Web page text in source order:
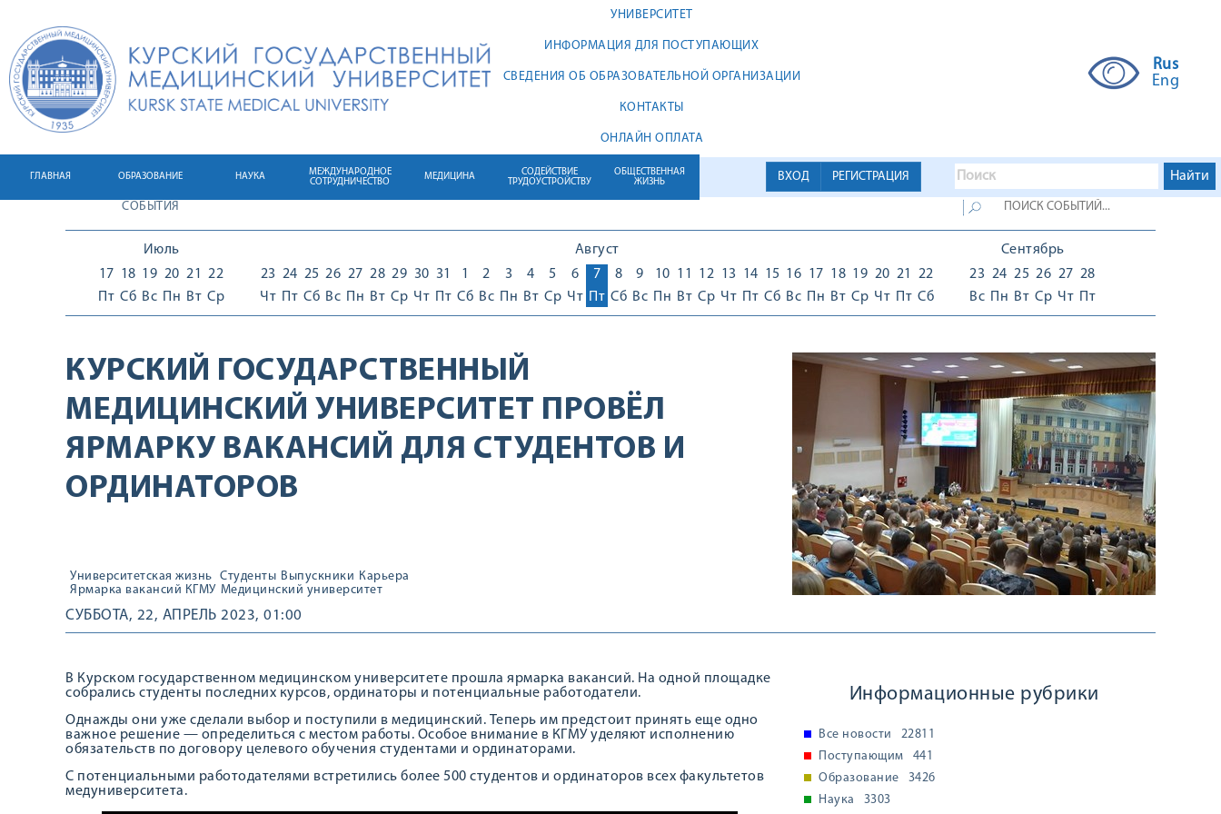
УНИВЕРСИТЕТ
ИНФОРМАЦИЯ ДЛЯ ПОСТУПАЮЩИХ
СВЕДЕНИЯ ОБ ОБРАЗОВАТЕЛЬНОЙ ОРГАНИЗАЦИИ
КОНТАКТЫ
ОНЛАЙН ОПЛАТА
Rus
Eng
ВХОД РЕГИСТРАЦИЯ
ГЛАВНАЯ ОБРАЗОВАНИЕ НАУКА
МЕЖДУНАРОДНОЕ
СОТРУДНИЧЕСТВО
МЕДИЦИНА
СОДЕЙСТВИЕ
ТРУДОУСТРОЙСТВУ
ОБЩЕСТВЕННАЯ
ЖИЗНЬ
СОБЫТИЯ
Июль
17
Пт
18
Сб
19
Вс
20
Пн
21
Вт
22
Ср
Август
23
Чт
24
Пт
25
Сб
26
Вс
27
Пн
28
Вт
29
Ср
30
Чт
31
Пт
1
Сб
2
Вс
3
Пн
4
Вт
5
Ср
6
Чт
7
Пт
8
Сб
9
Вс
10
Пн
11
Вт
12
Ср
13
Чт
14
Пт
15
Сб
16
Вс
17
Пн
18
Вт
19
Ср
20
Чт
21
Пт
22
Сб
Сентябрь
23
Вс
24
Пн
25
Вт
26
Ср
27
Чт
28
Пт
КУРСКИЙ ГОСУДАРСТВЕННЫЙ
МЕДИЦИНСКИЙ УНИВЕРСИТЕТ ПРОВЁЛ
ЯРМАРКУ ВАКАНСИЙ ДЛЯ СТУДЕНТОВ И
ОРДИНАТОРОВ
Университетская жизнь Студенты Выпускники Карьера
Ярмарка вакансий КГМУ Медицинский университет
СУББОТА, 22, АПРЕЛЬ 2023, 01:00
В Курском государственном медицинском университете прошла ярмарка вакансий. На одной площадке
собрались студенты последних курсов, ординаторы и потенциальные работодатели.
Однажды они уже сделали выбор и поступили в медицинский. Теперь им предстоит принять еще одно
важное решение — определиться с местом работы. Особое внимание в КГМУ уделяют исполнению
обязательств по договору целевого обучения студентами и ординаторами.
С потенциальными работодателями встретились более 500 студентов и ординаторов всех факультетов
медуниверситета.
Информационные рубрики
Все новости
22811
Поступающим
441
Образование
3426
Наука
3303